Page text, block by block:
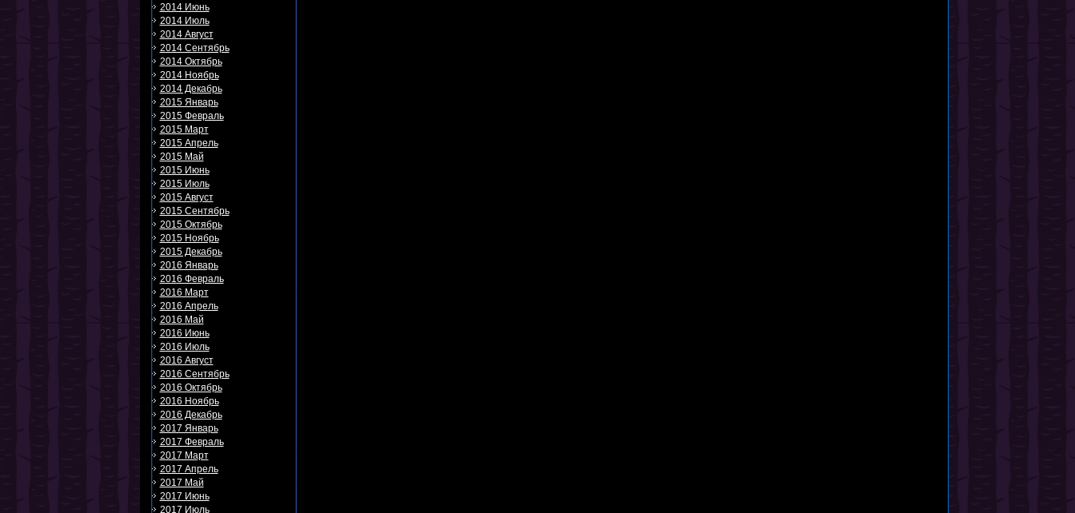
2014 Июнь
2014 Июль
2014 Август
2014 Сентябрь
2014 Октябрь
2014 Ноябрь
2014 Декабрь
2015 Январь
2015 Февраль
2015 Март
2015 Апрель
2015 Май
2015 Июнь
2015 Июль
2015 Август
2015 Сентябрь
2015 Октябрь
2015 Ноябрь
2015 Декабрь
2016 Январь
2016 Февраль
2016 Март
2016 Апрель
2016 Май
2016 Июнь
2016 Июль
2016 Август
2016 Сентябрь
2016 Октябрь
2016 Ноябрь
2016 Декабрь
2017 Январь
2017 Февраль
2017 Март
2017 Апрель
2017 Май
2017 Июнь
2017 Июль